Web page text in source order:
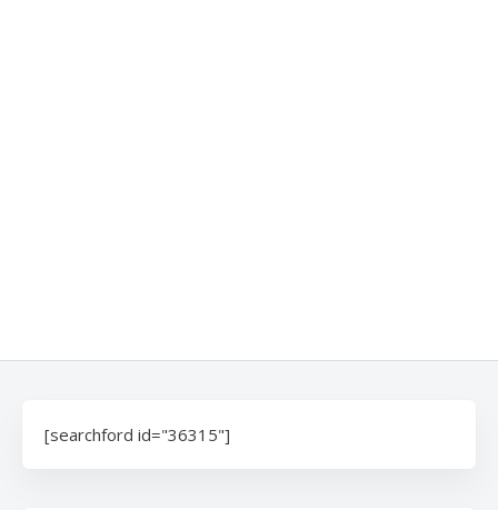
[searchford id="36315"]